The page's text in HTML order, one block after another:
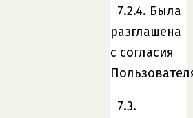
7.2.4. Была
разглашена
с согласия
7.3.